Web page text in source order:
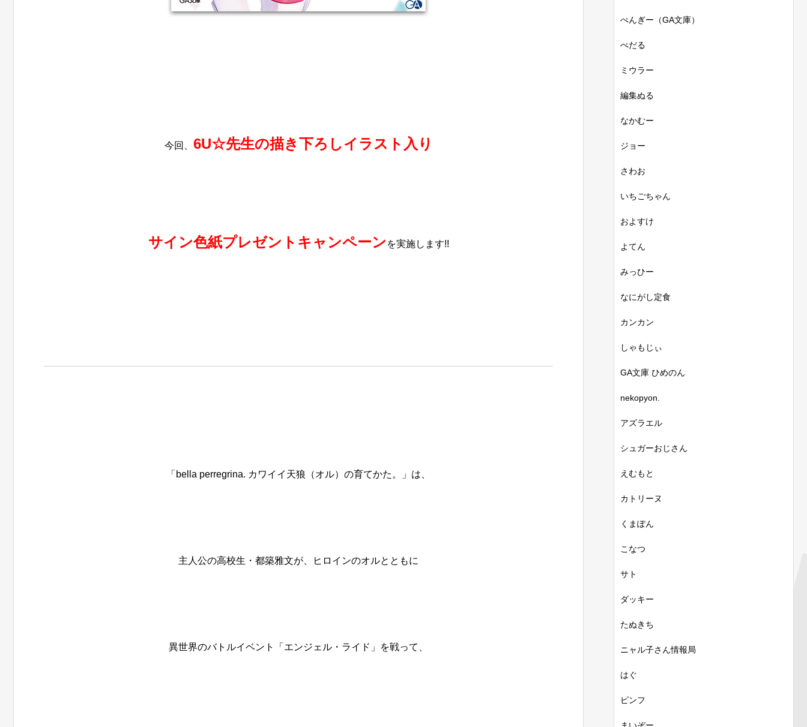
今回、 6U☆先生の描き下ろしイラスト入り
サイン色紙プレゼントキャンペーン を実施します!!
「bella perregrina. カワイイ天狼（オル）の育てかた。」は、
主人公の高校生・都築雅文が、ヒロインのオルとともに
異世界のバトルイベント「エンジェル・ライド」を戦って、
ぺんぎー（GA文庫）
ぺだる
ミウラー
編集ぬる
なかむー
ジョー
さわお
いちごちゃん
およすけ
よてん
みっひー
なにがし定食
カンカン
しゃもじぃ
GA文庫 ひめのん
nekopyon.
アズラエル
シュガーおじさん
えむもと
カトリーヌ
くまぽん
こなつ
サト
ダッキー
たぬきち
ニャル子さん情報局
はぐ
ピンフ